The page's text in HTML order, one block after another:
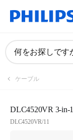
何をお探しです
ケーブル
DLC4520VR 3-in-
DLC4520VR/11